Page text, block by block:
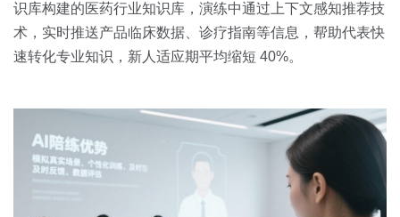
识库构建的医药行业知识库，演练中通过上下文感知推荐技
术，实时推送产品临床数据、诊疗指南等信息，帮助代表快
速转化专业知识，新人适应期平均缩短 40%。